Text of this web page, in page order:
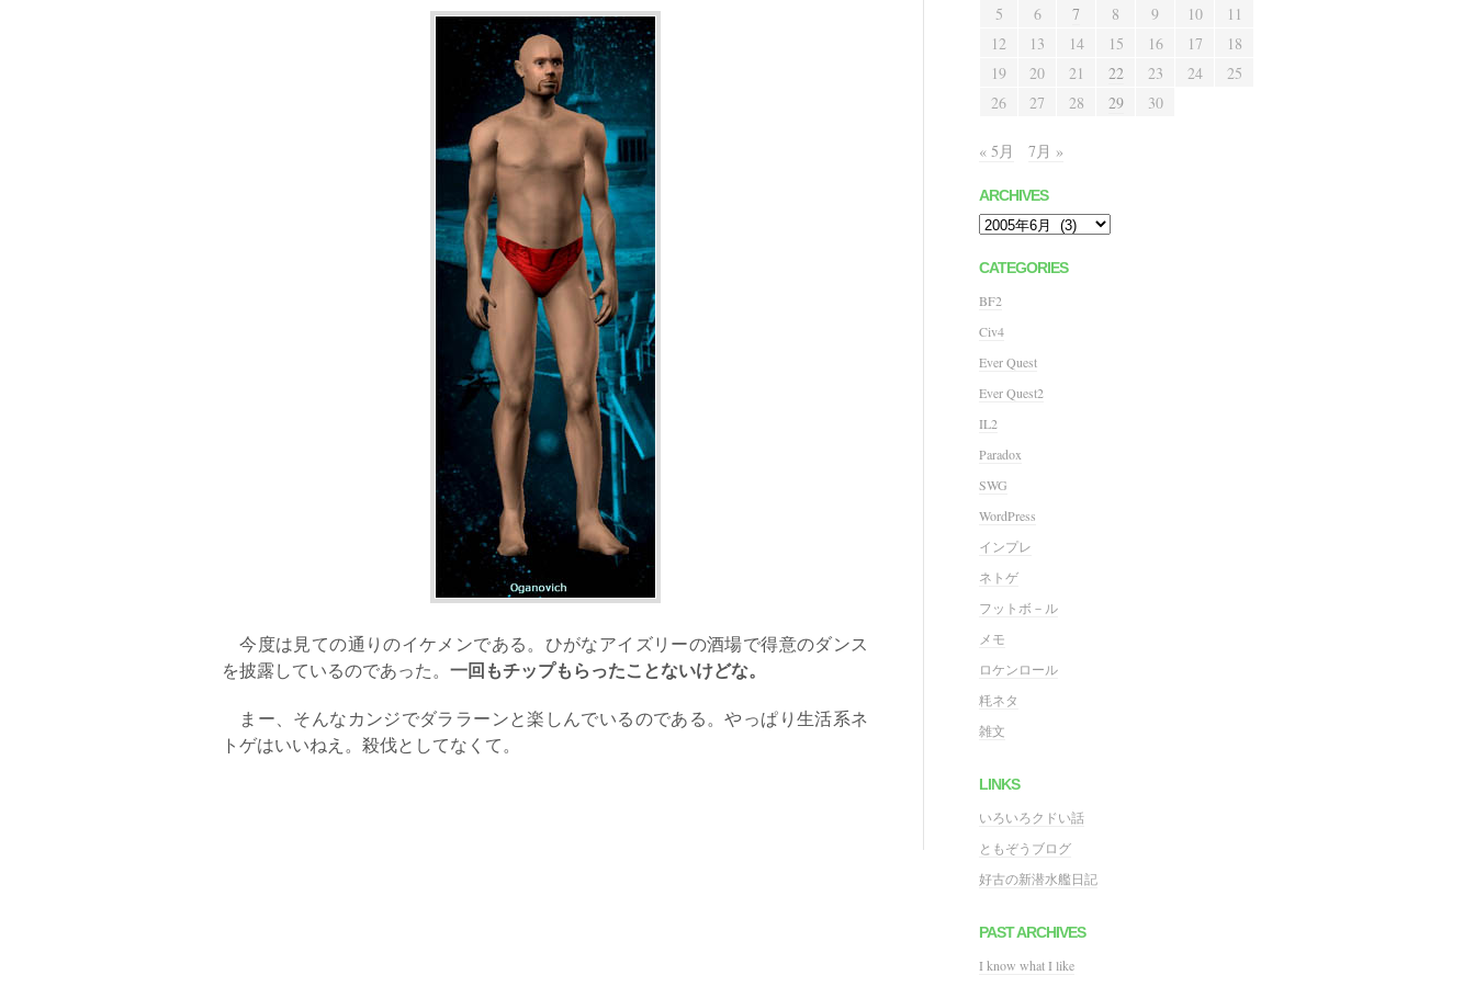
今度は見ての通りのイケメンである。ひがなアイズリーの酒場で得意のダンス
を披露しているのであった。 一回もチップもらったことないけどな。
まー、そんなカンジでダララーンと楽しんでいるのである。やっぱり生活系ネ
トゲはいいねえ。殺伐としてなくて。
5
6 7 8 9 10
11
12
13 14 15 16 17
18
19
20 21 22 23 24
25
26
27 28 29 30
« 5月 7月 »
ARCHIVES
Archives
CATEGORIES
BF2
Civ4
Ever Quest
Ever Quest2
IL2
Paradox
SWG
WordPress
インプレ
ネトゲ
フットボ－ル
メモ
ロケンロール
粍ネタ
雑文
LINKS
いろいろクドい話
ともぞうブログ
好古の新潜水艦日記
PAST ARCHIVES
I know what I like